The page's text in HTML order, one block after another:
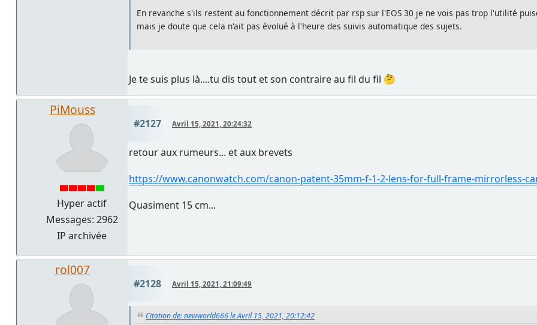
En revanche s'ils restent au fonctionnement décrit par rsp sur l'EOS 30 je ne vois pas trop l'utilité
mais je doute que cela n'ait pas évolué à l'heure des suivis automatique des sujets.
Je te suis plus là....tu dis tout et son contraire au fil du fil 🤔
PiMouss
Hyper actif
Messages: 2962
IP archivée
#2127 Avril 15, 2021, 20:24:32
retour aux rumeurs... et aux brevets
https://www.canonwatch.com/canon-patent-35mm-f-1-2-lens-for-full-frame-mirrorless-
Quasiment 15 cm...
rol007
#2128 Avril 15, 2021, 21:09:49
Citation de: newworld666 le Avril 15, 2021, 20:12:42